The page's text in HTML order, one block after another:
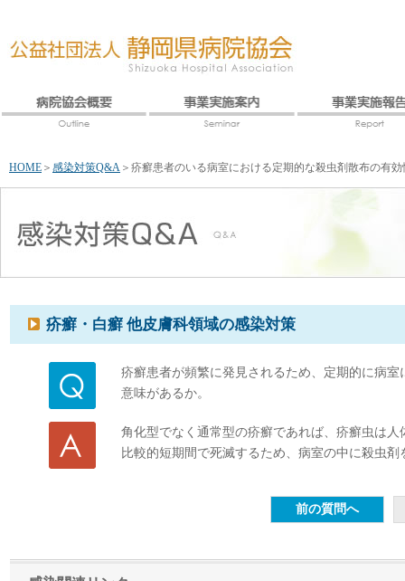
HOME ＞ 感染対策Q&A ＞ 疥癬患者のいる病室における定期的な殺虫剤散布の有
疥癬・白癬 他皮膚科領域の感染対策
疥癬患者が頻繁に発見されるため、定期的に病
意味があるか。
角化型でなく通常型の疥癬であれば、疥癬虫は人
比較的短期間で死滅するため、病室の中に殺虫剤